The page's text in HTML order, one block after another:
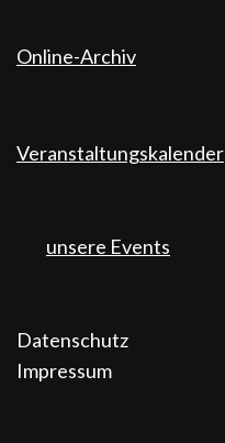
Online-Archiv
Veranstaltungskalender
unsere Events
Datenschutz
Impressum